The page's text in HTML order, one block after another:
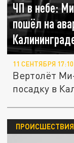
ЧП в небе:
пошёл на
11 СЕНТЯБРЯ 17:10
Вертолёт
посадку в
ПРОИСШЕСТВИЯ